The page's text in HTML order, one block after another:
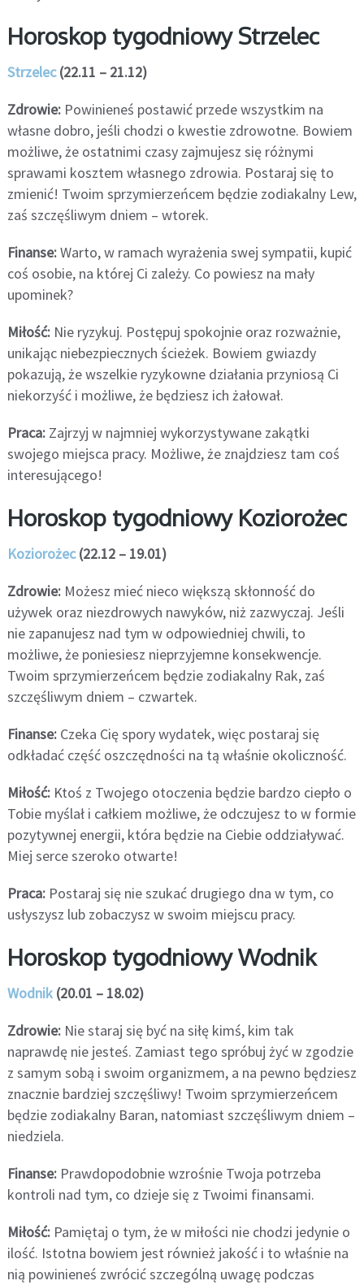
Horoskop tygodniowy Strzelec
Strzelec(22.11 – 21.12)
Zdrowie:Powinieneś postawić przede wszystkim na
własne dobro, jeśli chodzi o kwestie zdrowotne. Bowiem
możliwe, że ostatnimi czasy zajmujesz się różnymi
sprawami kosztem własnego zdrowia. Postaraj się to
zmienić! Twoim sprzymierzeńcem będzie zodiakalny Lew,
zaś szczęśliwym dniem – wtorek.
Finanse:Warto, w ramach wyrażenia swej sympatii, kupić
coś osobie, na której Ci zależy. Co powiesz na mały
upominek?
Miłość:Nie ryzykuj. Postępuj spokojnie oraz rozważnie,
unikając niebezpiecznych ścieżek. Bowiem gwiazdy
pokazują, że wszelkie ryzykowne działania przyniosą Ci
niekorzyść i możliwe, że będziesz ich żałował.
Praca:Zajrzyj w najmniej wykorzystywane zakątki
swojego miejsca pracy. Możliwe, że znajdziesz tam coś
interesującego!
Horoskop tygodniowy Koziorożec
Koziorożec(22.12 – 19.01)
Zdrowie:Możesz mieć nieco większą skłonność do
używek oraz niezdrowych nawyków, niż zazwyczaj. Jeśli
nie zapanujesz nad tym w odpowiedniej chwili, to
możliwe, że poniesiesz nieprzyjemne konsekwencje.
Twoim sprzymierzeńcem będzie zodiakalny Rak, zaś
szczęśliwym dniem – czwartek.
Finanse:Czeka Cię spory wydatek, więc postaraj się
odkładać część oszczędności na tą właśnie okoliczność.
Miłość:Ktoś z Twojego otoczenia będzie bardzo ciepło o
Tobie myślał i całkiem możliwe, że odczujesz to w formie
pozytywnej energii, która będzie na Ciebie oddziaływać.
Miej serce szeroko otwarte!
Praca:Postaraj się nie szukać drugiego dna w tym, co
usłyszysz lub zobaczysz w swoim miejscu pracy.
Horoskop tygodniowy Wodnik
Wodnik(20.01 – 18.02)
Zdrowie:Nie staraj się być na siłę kimś, kim tak
naprawdę nie jesteś. Zamiast tego spróbuj żyć w zgodzie
z samym sobą i swoim organizmem, a na pewno będziesz
znacznie bardziej szczęśliwy! Twoim sprzymierzeńcem
będzie zodiakalny Baran, natomiast szczęśliwym dniem –
niedziela.
Finanse:Prawdopodobnie wzrośnie Twoja potrzeba
kontroli nad tym, co dzieje się z Twoimi finansami.
Miłość:Pamiętaj o tym, że w miłości nie chodzi jedynie o
ilość. Istotna bowiem jest również jakość i to właśnie na
nią powinieneś zwrócić szczególną uwagę podczas